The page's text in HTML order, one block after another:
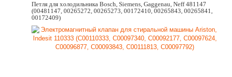
Петля для холодильника Bosch, Siemens, Gaggenau, Neff 481147
(00481147, 00265272, 00265273, 00172410, 00265843, 00265841,
00172409)